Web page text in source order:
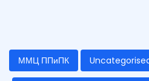
ММЦ ППиПК